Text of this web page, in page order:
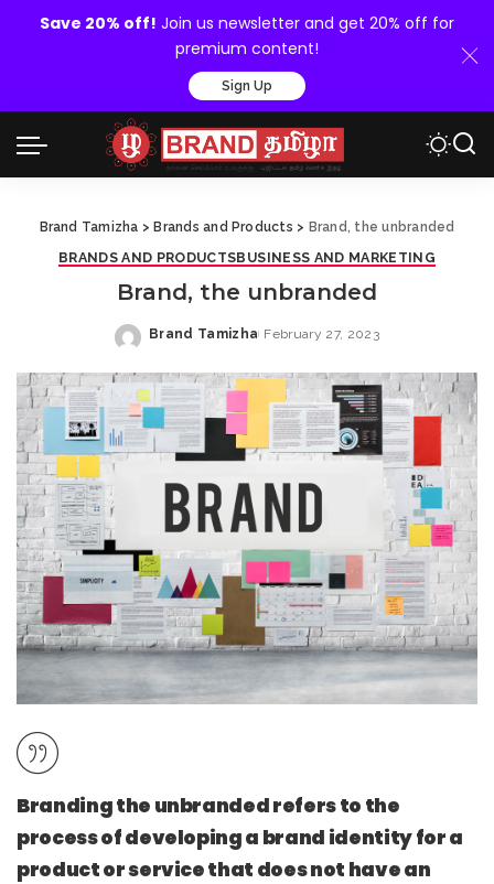
Save 20% off! Join us newsletter and get 20% off for
premium content!
Sign Up
Brand Tamizha > Brands and Products > Brand, the unbranded
BRANDS AND PRODUCTSBUSINESS AND MARKETING
Brand, the unbranded
Posted
Brand Tamizha February 27, 2023
Branding the unbranded refers to the
process of developing a brand identity for a
product or service that does not have an